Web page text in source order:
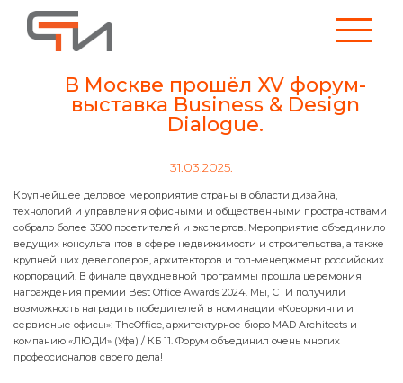
31.03.2025.
В Москве прошёл XV форум-
выставка Business & Design
Dialogue.
Крупнейшее деловое мероприятие страны в области дизайна,
технологий и управления офисными и общественными пространствами
собрало более 3500 посетителей и экспертов. Мероприятие объединило
ведущих консультантов в сфере недвижимости и строительства, а также
крупнейших девелоперов, архитекторов и топ-менеджмент российских
корпораций. В финале двухдневной программы прошла церемония
награждения премии Best Office Awards 2024. Мы, СТИ получили
возможность наградить победителей в номинации «Коворкинги и
сервисные офисы»: TheOffice, архитектурное бюро MAD Architects и
компанию «ЛЮДИ» (Уфа) / КБ 11. Форум объединил очень многих
профессионалов своего дела!